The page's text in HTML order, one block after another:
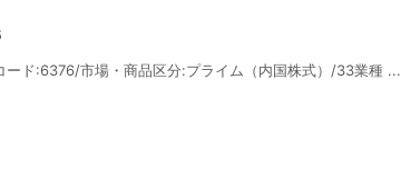
ード:6376/市場・商品区分:プライム（内国株式）/33業種 ...